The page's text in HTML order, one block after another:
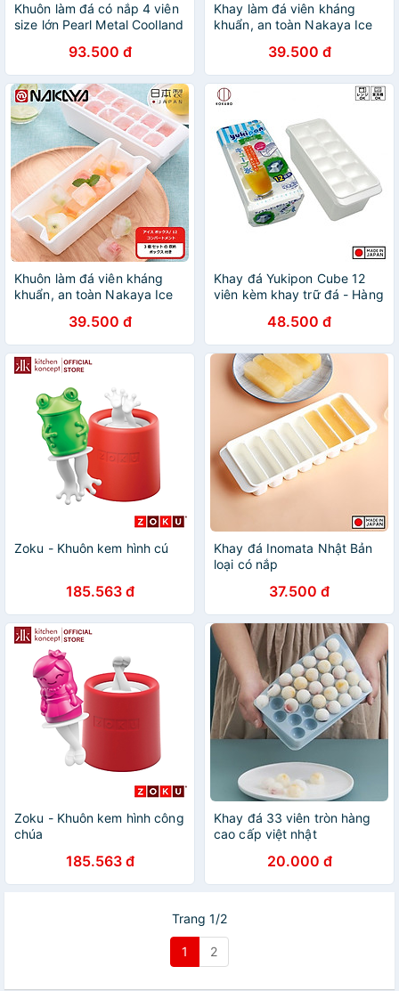
Khuôn làm đá có nắp 4 viên
size lớn Pearl Metal Coolland
|#Made in Japan| |#Nhập
khẩu chính hãng
93.500 đ
Khay làm đá viên kháng
khuẩn, an toàn Nakaya Ice
Bản |#nhập khẩu chính
hãng| |#Made in Japan|
|#K280|#K281|#K298
39.500 đ
Khuôn làm đá viên kháng
khuẩn, an toàn Nakaya Ice
Bản |#Made in Japan|
|#nhập khẩu chính hãng|
|#K280|#K281|#K298
39.500 đ
Khay đá Yukipon Cube 12
viên kèm khay trữ đá - Hàng
48.500 đ
Zoku - Khuôn kem hình cú
185.563 đ
Khay đá Inomata Nhật Bản
loại có nắp
37.500 đ
Zoku - Khuôn kem hình công
chúa
185.563 đ
Khay đá 33 viên tròn hàng
cao cấp việt nhật
20.000 đ
Trang 1/2
1 2